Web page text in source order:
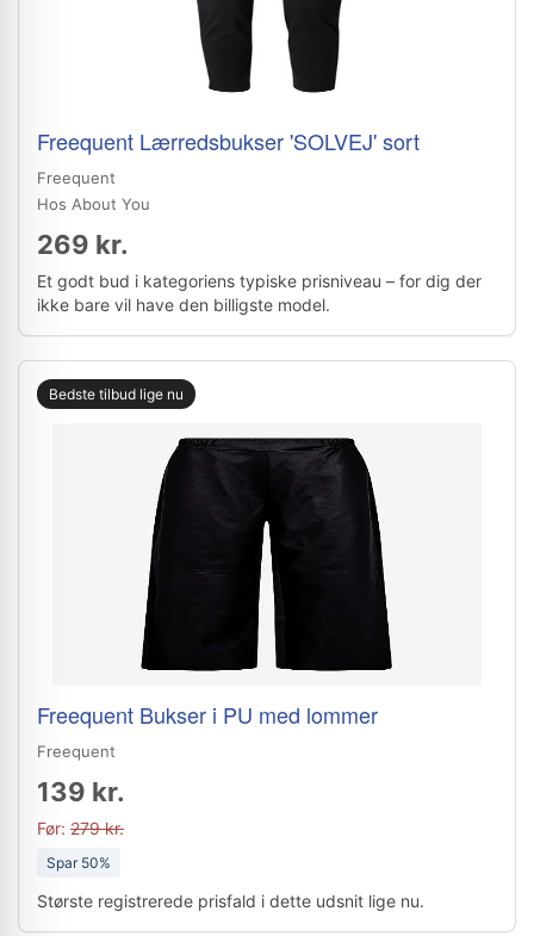
Freequent Lærredsbukser 'SOLVEJ' sort
Freequent
Hos About You
269 kr.
Et godt bud i kategoriens typiske prisniveau – for dig der
ikke bare vil have den billigste model.
Bedste tilbud lige nu
Freequent Bukser i PU med lommer
Freequent
139 kr.
Før: 279 kr.
Spar 50%
Største registrerede prisfald i dette udsnit lige nu.